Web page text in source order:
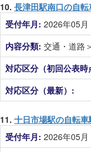
10. 長津田駅南口の自
受付年月: 2026年05月
内容分類: 交通・道路
対応区分（初回公表
対応区分（最新）:
11. 十日市場駅の自転
受付年月: 2026年05月